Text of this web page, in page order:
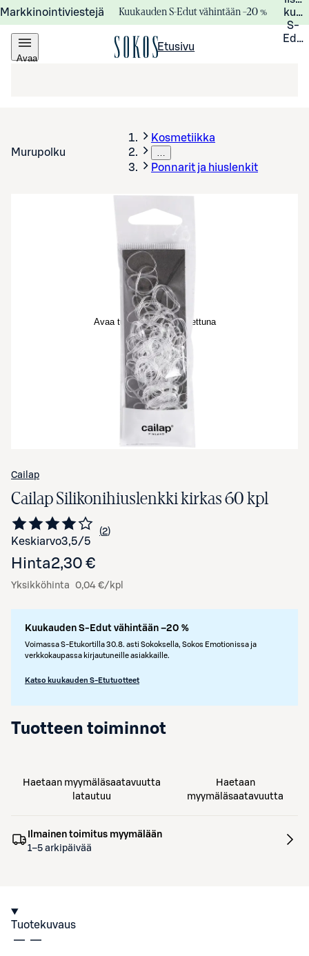
Markkinointiviestejä Kuukauden S-Edut vähintään –20 %
S-
Avaa
Etusivu
Murupolku
Kosmetiikka
…
Ponnarit ja hiuslenkit
Avaa tuotekuva suurennettuna
Cailap
Cailap Silikonihiuslenkki kirkas 60 kpl
Keskiarvo3,5/5 Siirry arvioihin
2
kappaletta
Hinta2,30 €
Yksikköhinta 0,04 €/kpl
Kuukauden S-Edut vähintään –20 %
Voimassa S-Etukortilla 30.8. asti Sokoksella, Sokos Emotionissa ja
verkkokaupassa kirjautuneille asiakkaille.
Katso kuukauden S-Etutuotteet
Tuotteen toiminnot
Haetaan myymäläsaatavuutta
latautuu
Haetaan
myymäläsaatavuutta
Ilmainen toimitus myymälään
1–5 arkipäivää
Tuotekuvaus